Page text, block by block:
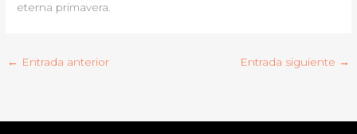
eterna primavera.
← Entrada anterior Entrada siguiente →